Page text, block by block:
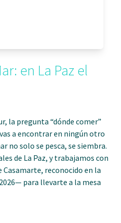
en La Paz el
la pregunta “dónde comer”
a encontrar en ningún otro
no solo se pesca, se siembra.
de La Paz, y trabajamos con
reconocido en la
para llevarte a la mesa